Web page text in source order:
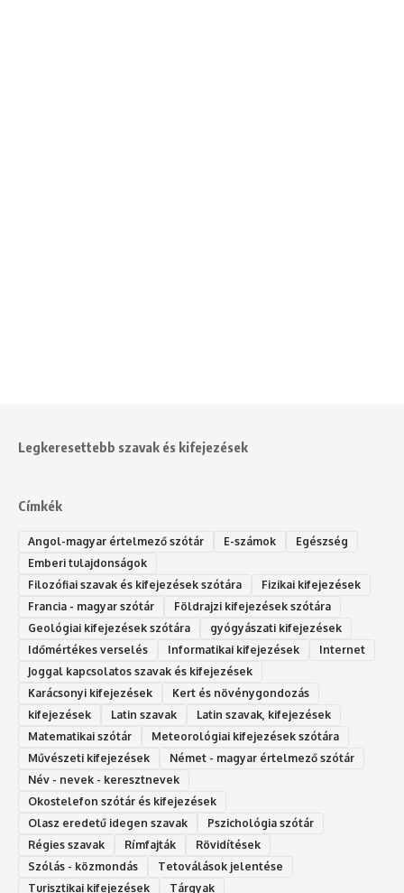
Legkeresettebb szavak és kifejezések
Címkék
Angol-magyar értelmező szótár E-számok
Egészség
Emberi tulajdonságok
Filozófiai szavak és kifejezések szótára
Fizikai kifejezések
Francia - magyar szótár
Földrajzi kifejezések szótára
Geológiai kifejezések szótára
gyógyászati kifejezések
Időmértékes verselés
Informatikai kifejezések
Internet
Joggal kapcsolatos szavak és kifejezések
Karácsonyi kifejezések
Kert és növénygondozás
kifejezések
Latin szavak
Latin szavak, kifejezések
Matematikai szótár
Meteorológiai kifejezések szótára
Művészeti kifejezések
Német - magyar értelmező szótár
Név - nevek - keresztnevek
Okostelefon szótár és kifejezések
Olasz eredetű idegen szavak
Ps‮gólohciz‬ia s‮átóz‬r
Régies szavak
Rímfajták
Rövidítések
Szólás - közmondás
Tetoválások jelentése
Turisztikai kifejezések
Tárgyak